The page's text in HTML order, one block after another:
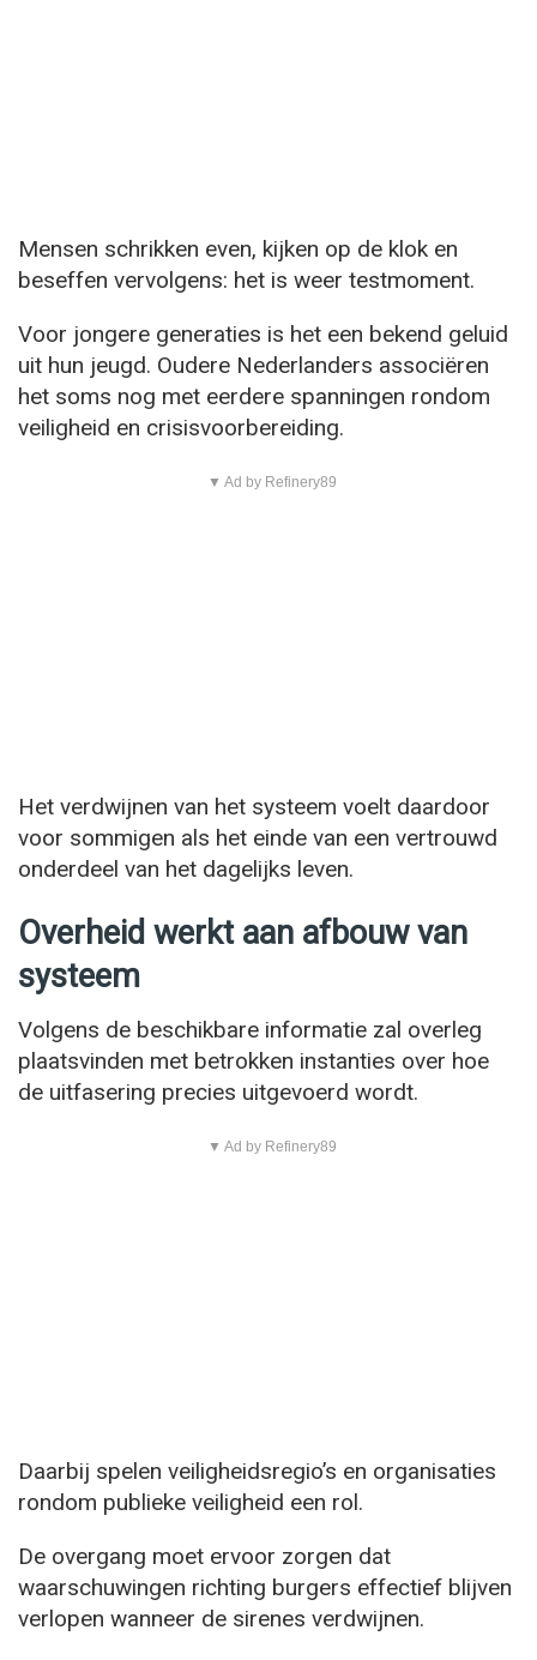
Mensen schrikken even, kijken op de klok en
beseffen vervolgens: het is weer testmoment.
Voor jongere generaties is het een bekend geluid
uit hun jeugd. Oudere Nederlanders associëren
het soms nog met eerdere spanningen rondom
veiligheid en crisisvoorbereiding.
▼ Ad by Refinery89
Het verdwijnen van het systeem voelt daardoor
voor sommigen als het einde van een vertrouwd
onderdeel van het dagelijks leven.
Overheid werkt aan afbouw van
systeem
Volgens de beschikbare informatie zal overleg
plaatsvinden met betrokken instanties over hoe
de uitfasering precies uitgevoerd wordt.
▼ Ad by Refinery89
Daarbij spelen veiligheidsregio’s en organisaties
rondom publieke veiligheid een rol.
De overgang moet ervoor zorgen dat
waarschuwingen richting burgers effectief blijven
verlopen wanneer de sirenes verdwijnen.